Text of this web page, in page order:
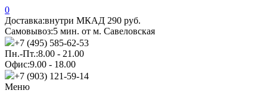
0
Доставка:внутри МКАД 290 руб.
Самовывоз:5 мин. от м. Савеловская
+7 (495) 585-62-53
Пн.-Пт.:8.00 - 21.00
Офис:9.00 - 18.00
+7 (903) 121-59-14
Меню